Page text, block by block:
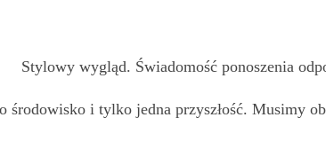
Stylowy wygląd. Świadomość ponoszenia
środowisko i tylko jedna przyszłość. Musimy